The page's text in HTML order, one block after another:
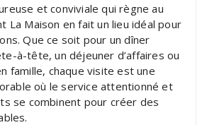
et conviviale qui règne au
La Maison en fait un lieu idéal pour
Que ce soit pour un dîner
à-tête, un déjeuner d’affaires ou
famille, chaque visite est une
où le service attentionné et
se combinent pour créer des